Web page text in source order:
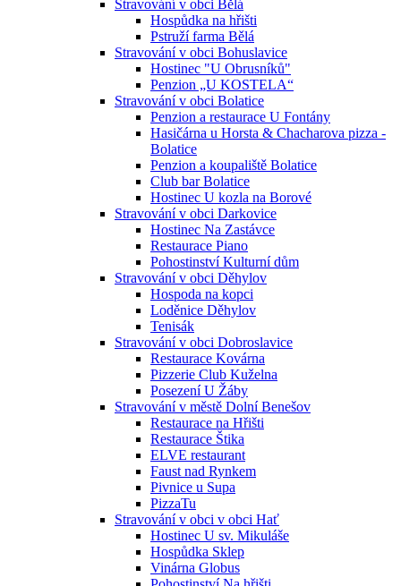
Stravování v obci Bělá
Hospůdka na hřišti
Pstruží farma Bělá
Stravování v obci Bohuslavice
Hostinec "U Obrusníků"
Penzion „U KOSTELA“
Stravování v obci Bolatice
Penzion a restaurace U Fontány
Hasičárna u Horsta & Chacharova pizza -
Bolatice
Penzion a koupaliště Bolatice
Club bar Bolatice
Hostinec U kozla na Borové
Stravování v obci Darkovice
Hostinec Na Zastávce
Restaurace Piano
Pohostinství Kulturní dům
Stravování v obci Děhylov
Hospoda na kopci
Loděnice Děhylov
Tenisák
Stravování v obci Dobroslavice
Restaurace Kovárna
Pizzerie Club Kuželna
Posezení U Žáby
Stravování v městě Dolní Benešov
Restaurace na Hřišti
Restaurace Štika
ELVE restaurant
Faust nad Rynkem
Pivnice u Supa
PizzaTu
Stravování v obci v obci Hať
Hostinec U sv. Mikuláše
Hospůdka Sklep
Vinárna Globus